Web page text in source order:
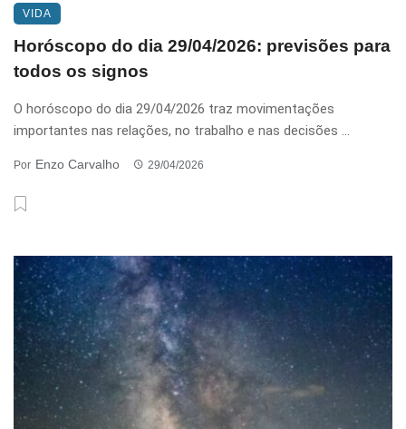
VIDA
Horóscopo do dia 29/04/2026: previsões para
todos os signos
O horóscopo do dia 29/04/2026 traz movimentações
importantes nas relações, no trabalho e nas decisões ...
Por Enzo Carvalho 29/04/2026